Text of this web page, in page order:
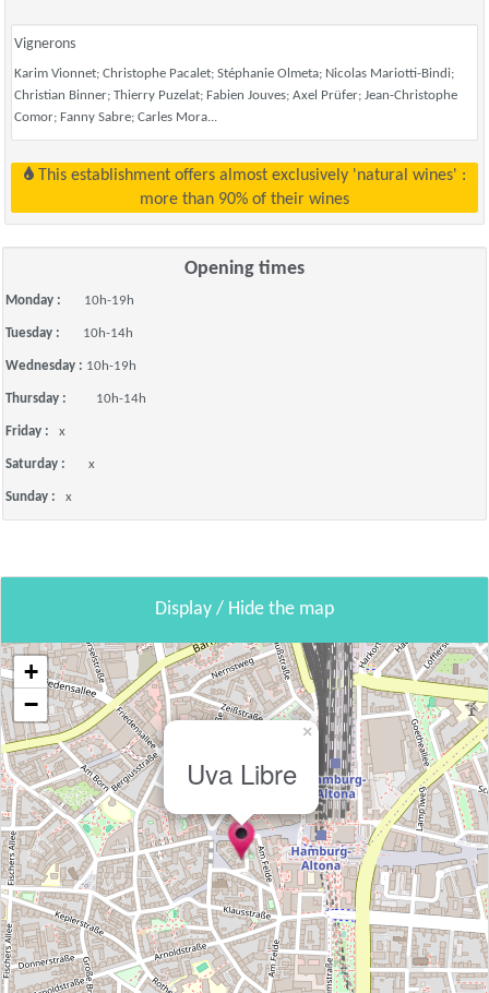
Vignerons
Karim Vionnet; Christophe Pacalet; Stéphanie Olmeta; Nicolas Mariotti-Bindi;
Christian Binner; Thierry Puzelat; Fabien Jouves; Axel Prüfer; Jean-Christophe
Comor; Fanny Sabre; Carles Mora...
This establishment offers almost exclusively 'natural wines' :
more than 90% of their wines
Opening times
Monday : 10h-19h
Tuesday : 10h-14h
Wednesday : 10h-19h
Thursday : 10h-14h
Friday : x
Saturday : x
Sunday : x
Display / Hide the map
Uva Libre
×
+
−